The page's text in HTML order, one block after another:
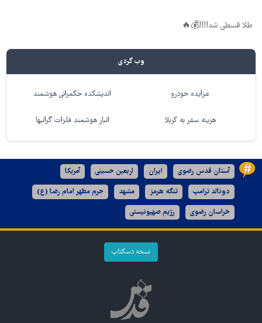
طلا قسطی شد!!!!💰🔥
وب گردی
مزایده خودرو اندیشکده حکمرانی هوشمند
هزینه سفر به کربلا انبار هوشمند فلزات گرانبها
آستان قدس رضوی ایران اربعین حسینی آمریکا
دونالد ترامپ تنگه هرمز مشهد حرم مطهر امام رضا (ع)
خراسان رضوی رژیم صهیونیستی
نسخه دسکتاپ